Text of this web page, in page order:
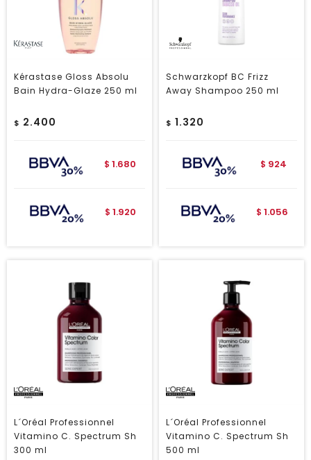
Kérastase Gloss Absolu
Bain Hydra-Glaze 250 ml
$ 2.400
$ 1.680
$ 1.920
Schwarzkopf BC Frizz
Away Shampoo 250 ml
$ 1.320
$ 924
$ 1.056
L´Oréal Professionnel
Vitamino C. Spectrum Sh
300 ml
L´Oréal Professionnel
Vitamino C. Spectrum Sh
500 ml